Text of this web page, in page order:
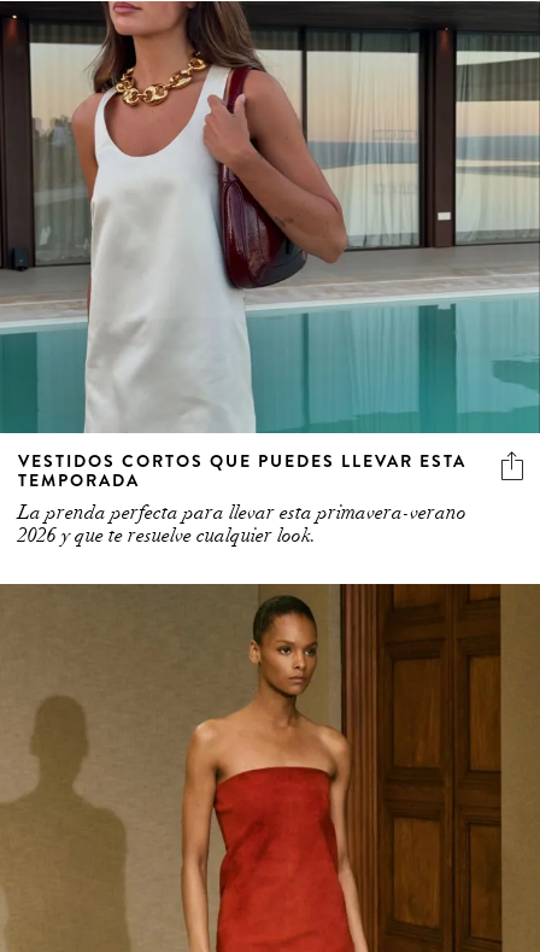
VESTIDOS CORTOS QUE PUEDES LLEVAR ESTA
TEMPORADA
La prenda perfecta para llevar esta primavera-verano
2026 y que te resuelve cualquier look.